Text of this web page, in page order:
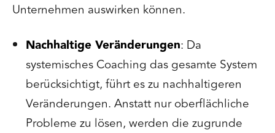
Unternehmen auswirken können.
Nachhaltige Veränderungen: Da
systemisches Coaching das gesamte System
berücksichtigt, führt es zu nachhaltigeren
Veränderungen. Anstatt nur oberflächliche
Probleme zu lösen, werden die zugrunde